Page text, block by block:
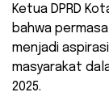
Ketua DPRD
bahwa
menjadi
masyarakat
2025.